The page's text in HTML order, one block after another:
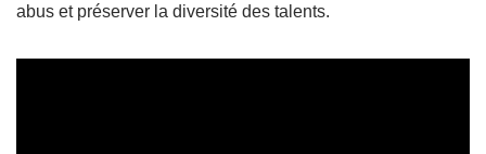
abus et préserver la diversité des talents.